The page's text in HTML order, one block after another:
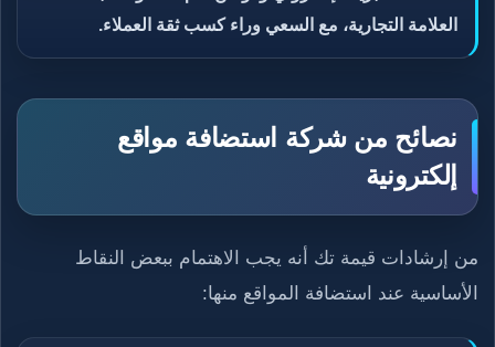
العلامة التجارية، مع السعي وراء كسب ثقة العملاء.
نصائح من شركة استضافة مواقع
إلكترونية
من إرشادات قيمة تك أنه يجب الاهتمام ببعض النقاط
الأساسية عند استضافة المواقع منها: